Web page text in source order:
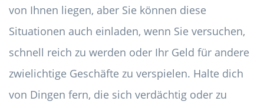
von Ihnen liegen, aber Sie können diese
Situationen auch einladen, wenn Sie versuchen,
schnell reich zu werden oder Ihr Geld für andere
zwielichtige Geschäfte zu verspielen. Halte dich
von Dingen fern, die sich verdächtig oder zu